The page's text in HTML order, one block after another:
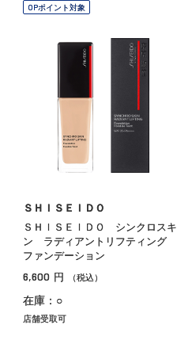
OPポイント対象
ＳＨＩＳＥＩＤＯ
ＳＨＩＳＥＩＤＯ シンクロスキ
ン ラディアントリフティング
ファンデーション
6,600 円 （税込）
在庫：○
店舗受取可